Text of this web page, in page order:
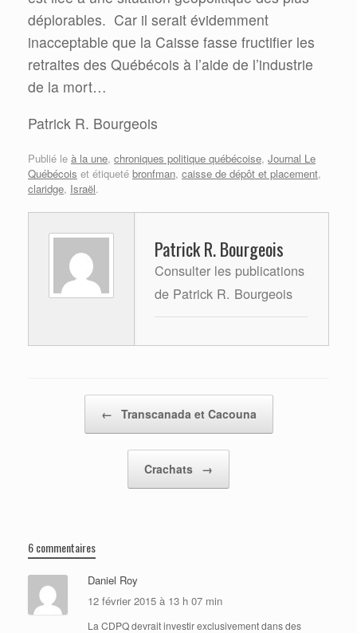
déplorables. Car il serait évidemment
inacceptable que la Caisse fasse fructifier les
retraites des Québécois à l’aide de l’industrie
de la mort…
Patrick R. Bourgeois
Publié le à la une, chroniques politique québécoise, Journal Le
Québécois et étiqueté bronfman, caisse de dépôt et placement,
claridge, Israël.
Patrick R. Bourgeois
Consulter les publications
de Patrick R. Bourgeois
← Transcanada et Cacouna
Crachats →
6 commentaires
Daniel Roy
12 février 2015 à 13 h 07 min
La CDPQ devrait investir exclusivement dans des